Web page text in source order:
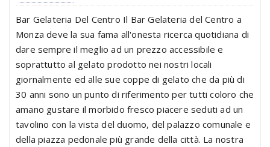
Bar Gelateria Del Centro Il Bar Gelateria del Centro a
Monza deve la sua fama all'onesta ricerca quotidiana di
dare sempre il meglio ad un prezzo accessibile e
soprattutto al gelato prodotto nei nostri locali
giornalmente ed alle sue coppe di gelato che da più di
30 anni sono un punto di riferimento per tutti coloro che
amano gustare il morbido fresco piacere seduti ad un
tavolino con la vista del duomo, del palazzo comunale e
della piazza pedonale più grande della città. La nostra